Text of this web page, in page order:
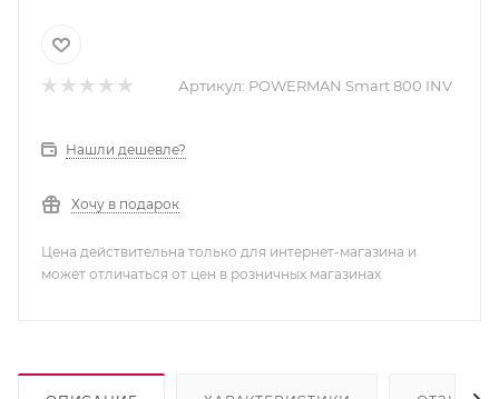
Артикул: POWERMAN Smart 800 INV
Нашли дешевле?
Хочу в подарок
Цена действительна только для интернет-магазина и
может отличаться от цен в розничных магазинах